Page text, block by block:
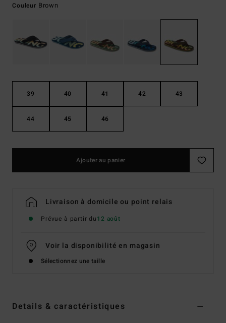
Couleur Brown
39 40 41 42 43
44 45 46
Ajouter au panier
Livraison à domicile ou point relais
Prévue à partir du12 août
Voir la disponibilité en magasin
Sélectionnez une taille
Details & caractéristiques